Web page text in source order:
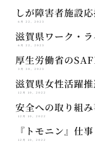
しが障害者施設
6月 22, 2023
滋賀県ワーク・
6月 22, 2023
厚生労働省の
3月 30, 2023
滋賀県女性活躍
12月 10, 2022
安全への取り組
12月 10, 2022
『トモニン』仕
12月 10, 2022